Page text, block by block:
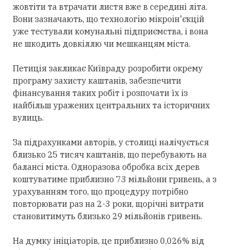
жовтіти та втрачати листя вже в середині літа.
Вони зазначають, що технологію мікроін'єкцій
уже тестували комунальні підприємства, і вона
не шкодить довкіллю чи мешканцям міста.
Петиція закликає Київраду розробити окрему
програму захисту каштанів, забезпечити
фінансування таких робіт і розпочати їх із
найбільш уражених центральних та історичних
вулиць.
За підрахунками авторів, у столиці налічується
близько 25 тисяч каштанів, що перебувають на
балансі міста. Одноразова обробка всіх дерев
коштуватиме приблизно 73 мільйони гривень, а з
урахуванням того, що процедуру потрібно
повторювати раз на 2-3 роки, щорічні витрати
становитимуть близько 29 мільйонів гривень.
На думку ініціаторів, це приблизно 0,026% від